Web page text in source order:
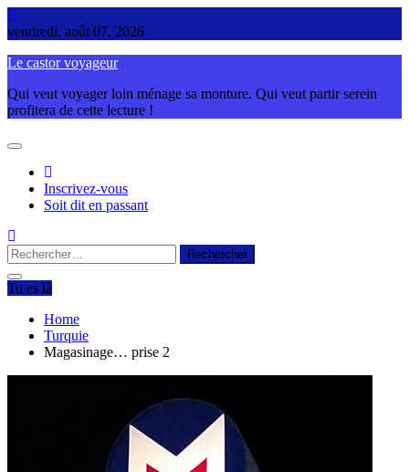
Skip
to
vendredi, août 07, 2026
Le castor voyageur
Qui veut voyager loin ménage sa monture. Qui veut partir serein
profitera de cette lecture !
Inscrivez-vous
Soit dit en passant
Rechercher :
Tu es là
Home
Turquie
Magasinage… prise 2